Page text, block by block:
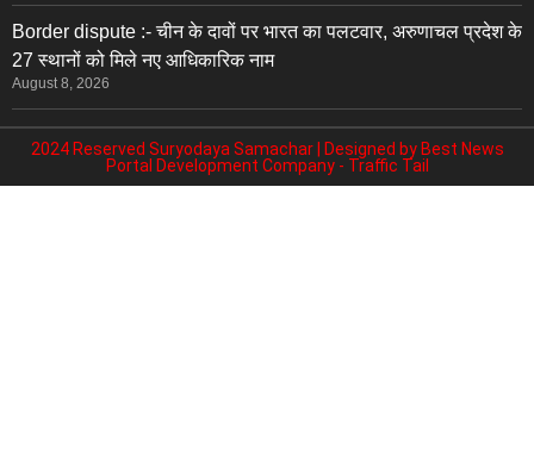
Border dispute :- चीन के दावों पर भारत का पलटवार, अरुणाचल प्रदेश के
27 स्थानों को मिले नए आधिकारिक नाम
August 8, 2026
2024 Reserved Suryodaya Samachar | Designed by Best News
Portal Development Company- Traffic Tail